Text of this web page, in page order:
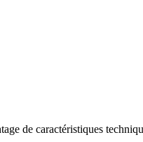
de caractéristiques